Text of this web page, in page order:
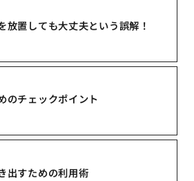
放置しても大丈夫という誤解！
のチェックポイント
出すための利用術